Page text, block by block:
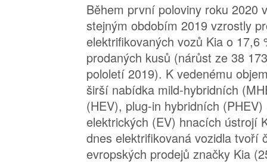
Během první poloviny roku 2020
stejným obdobím 2019 vzrostly
elektrifikovaných vozů Kia o 17,6
prodaných kusů (nárůst ze 38
pololetí 2019). K vedenému
širší nabídka mild-hybridních
(HEV), plug-in hybridních
elektrických (EV) hnacích ústrojí
dnes elektrifikovaná vozidla tvoří
evropských prodejů značky Kia